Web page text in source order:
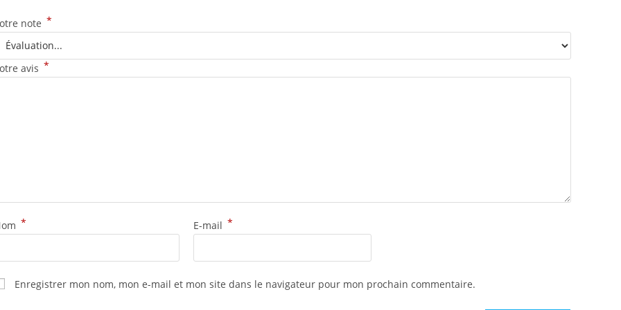
note *
avis *
* E-mail *
Enregistrer mon nom, mon e-mail et mon site dans le navigateur pour mon prochain commentaire.